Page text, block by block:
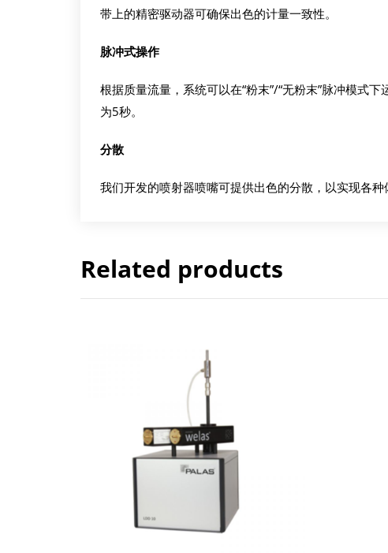
带上的精密驱动器可确保出色的计量一致性。
脉冲式操作
根据质量流量，系统可以在“粉末”/“无粉末”脉冲模式
为5秒。
分散
我们开发的喷射器喷嘴可提供出色的分散，以实现各种
Related products